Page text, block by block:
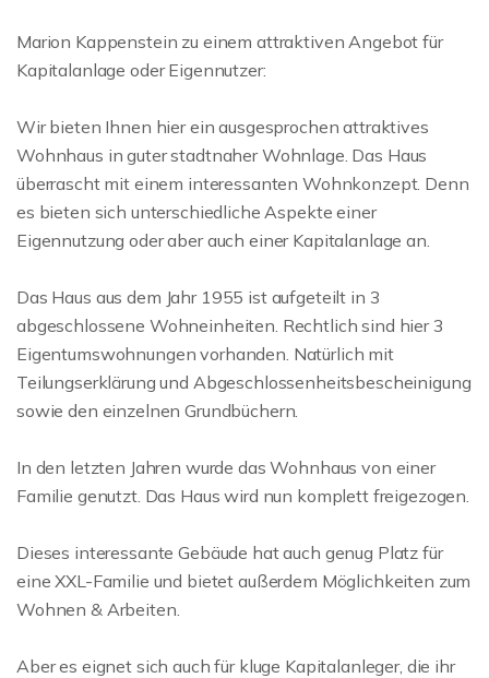
Marion Kappenstein zu einem attraktiven Angebot für
Kapitalanlage oder Eigennutzer:
Wir bieten Ihnen hier ein ausgesprochen attraktives
Wohnhaus in guter stadtnaher Wohnlage. Das Haus
überrascht mit einem interessanten Wohnkonzept. Denn
es bieten sich unterschiedliche Aspekte einer
Eigennutzung oder aber auch einer Kapitalanlage an.
Das Haus aus dem Jahr 1955 ist aufgeteilt in 3
abgeschlossene Wohneinheiten. Rechtlich sind hier 3
Eigentumswohnungen vorhanden. Natürlich mit
Teilungserklärung und Abgeschlossenheitsbescheinigung
sowie den einzelnen Grundbüchern.
In den letzten Jahren wurde das Wohnhaus von einer
Familie genutzt. Das Haus wird nun komplett freigezogen.
Dieses interessante Gebäude hat auch genug Platz für
eine XXL-Familie und bietet außerdem Möglichkeiten zum
Wohnen & Arbeiten.
Aber es eignet sich auch für kluge Kapitalanleger, die ihr